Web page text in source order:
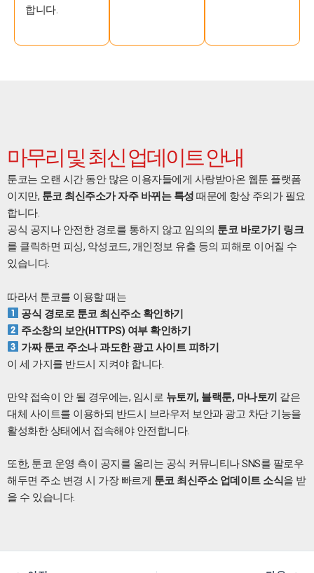
합니다.
마무리 및 최신 업데이트 안내
툰코는 오랜 시간 동안 많은 이용자들에게 사랑받아온 웹툰 플랫폼
이지만, 툰코 최신주소가 자주 바뀌는 특성 때문에 항상 주의가 필요
합니다.
공식 공지나 안전한 경로를 통하지 않고 임의의 툰코 바로가기 링크
를 클릭하면 피싱, 악성코드, 개인정보 유출 등의 피해로 이어질 수
있습니다.
따라서 툰코를 이용할 때는
공식 경로로 툰코 최신주소 확인하기
주소창의 보안(HTTPS) 여부 확인하기
가짜 툰코 주소나 과도한 광고 사이트 피하기
이 세 가지를 반드시 지켜야 합니다.
만약 접속이 안 될 경우에는, 임시로 뉴토끼, 블랙툰, 마나토끼 같은
대체 사이트를 이용하되 반드시 브라우저 보안과 광고 차단 기능을
활성화한 상태에서 접속해야 안전합니다.
또한, 툰코 운영 측이 공지를 올리는 공식 커뮤니티나 SNS를 팔로우
해두면 주소 변경 시 가장 빠르게 툰코 최신주소 업데이트 소식을 받
을 수 있습니다.